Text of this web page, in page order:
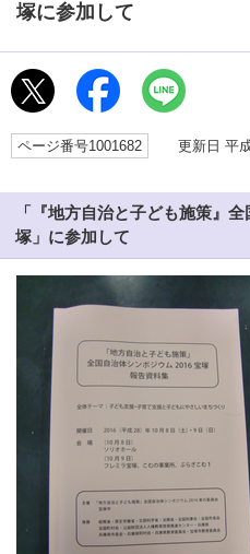
塚に参加して
ページ番号1001682 更新日 平成
「『地方自治と子ども施策』
塚」に参加して